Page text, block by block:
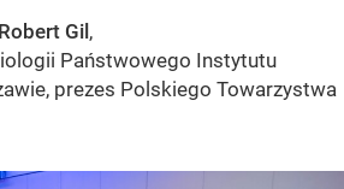
Gil ,
Państwowego Instytutu
prezes Polskiego Towarzystwa